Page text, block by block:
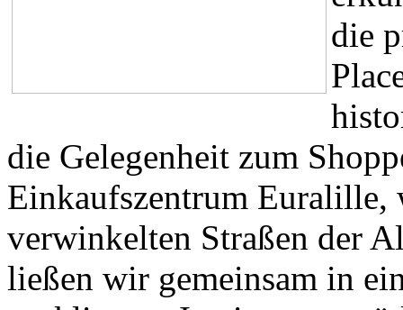
die
die Gelegenheit zum
Einkaufszentrum Euralille,
verwinkelten Straßen der
ließen wir gemeinsam in